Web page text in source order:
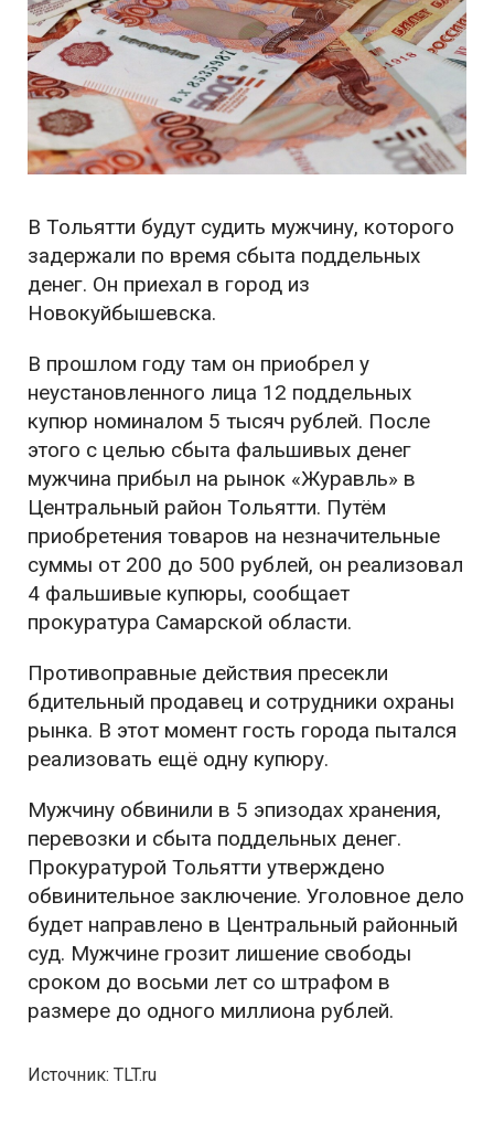
В Тольятти будут судить мужчину, которого
задержали по время сбыта поддельных
денег. Он приехал в город из
Новокуйбышевска.
В прошлом году там он приобрел у
неустановленного лица 12 поддельных
купюр номиналом 5 тысяч рублей. После
этого с целью сбыта фальшивых денег
мужчина прибыл на рынок «Журавль» в
Центральный район Тольятти. Путём
приобретения товаров на незначительные
суммы от 200 до 500 рублей, он реализовал
4 фальшивые купюры, сообщает
прокуратура Самарской области.
Противоправные действия пресекли
бдительный продавец и сотрудники охраны
рынка. В этот момент гость города пытался
реализовать ещё одну купюру.
Мужчину обвинили в 5 эпизодах хранения,
перевозки и сбыта поддельных денег.
Прокуратурой Тольятти утверждено
обвинительное заключение. Уголовное дело
будет направлено в Центральный районный
суд. Мужчине грозит лишение свободы
сроком до восьми лет со штрафом в
размере до одного миллиона рублей.
Источник: TLT.ru